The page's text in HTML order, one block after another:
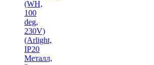
(WH,
100
deg,
230V)
(Arlight,
IP20
Металл,